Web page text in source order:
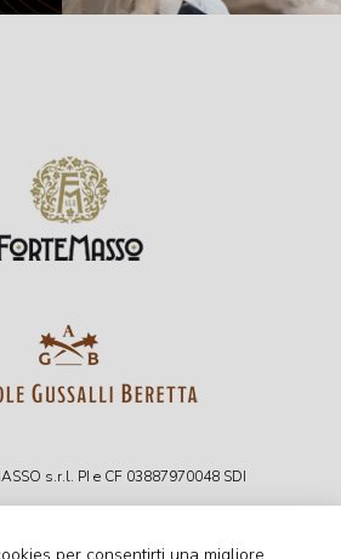
s.r.l. PI e CF 03887970048 SDI
per consentirti una migliore